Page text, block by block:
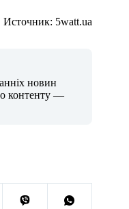
Источник: 5watt.ua
новин
контенту —